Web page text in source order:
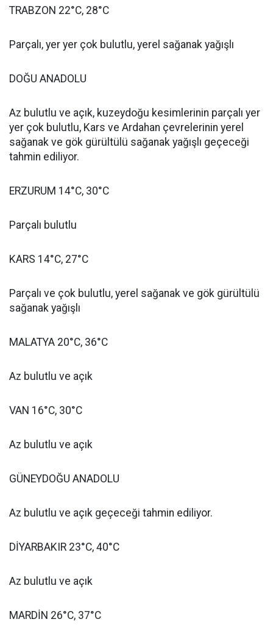
TRABZON 22°C, 28°C
Parçalı, yer yer çok bulutlu, yerel sağanak yağışlı
DOĞU ANADOLU
Az bulutlu ve açık, kuzeydoğu kesimlerinin parçalı yer
yer çok bulutlu, Kars ve Ardahan çevrelerinin yerel
sağanak ve gök gürültülü sağanak yağışlı geçeceği
tahmin ediliyor.
ERZURUM 14°C, 30°C
Parçalı bulutlu
KARS 14°C, 27°C
Parçalı ve çok bulutlu, yerel sağanak ve gök gürültülü
sağanak yağışlı
MALATYA 20°C, 36°C
Az bulutlu ve açık
VAN 16°C, 30°C
Az bulutlu ve açık
GÜNEYDOĞU ANADOLU
Az bulutlu ve açık geçeceği tahmin ediliyor.
DİYARBAKIR 23°C, 40°C
Az bulutlu ve açık
MARDİN 26°C, 37°C